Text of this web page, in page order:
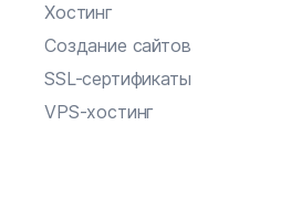
Хостинг
Создание сайтов
SSL-сертификаты
VPS-хостинг